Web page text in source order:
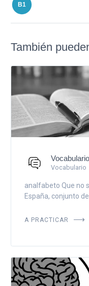
B1
También
Vocabulario
analfabeto Que no
España, conjunto
A PRACTICAR